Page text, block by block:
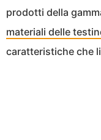
prodotti della
materiali delle
caratteristiche che